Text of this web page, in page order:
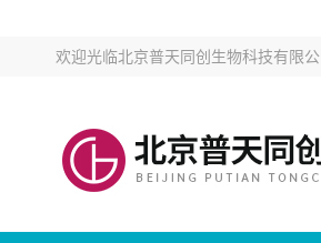
欢迎光临北京普天同创生物科技有限